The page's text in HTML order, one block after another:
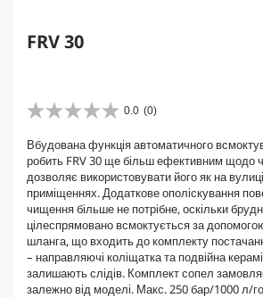
FRV 30
0.0 (0)
0
0
з
5
з
і
р
о
к
.
Вбудована функція автоматичного
робить FRV 30 ще більш ефективним щодо
дозволяє використовувати його як на
приміщеннях. Додаткове ополіскування
чищення більше не потрібне, оскільки
цілеспрямовано всмоктується за
шланга, що входить до комплекту
– направляючі коліщатка та подвійна
залишають слідів. Комплект сопел
залежно від моделі. Макс. 250 бар/1000 л/